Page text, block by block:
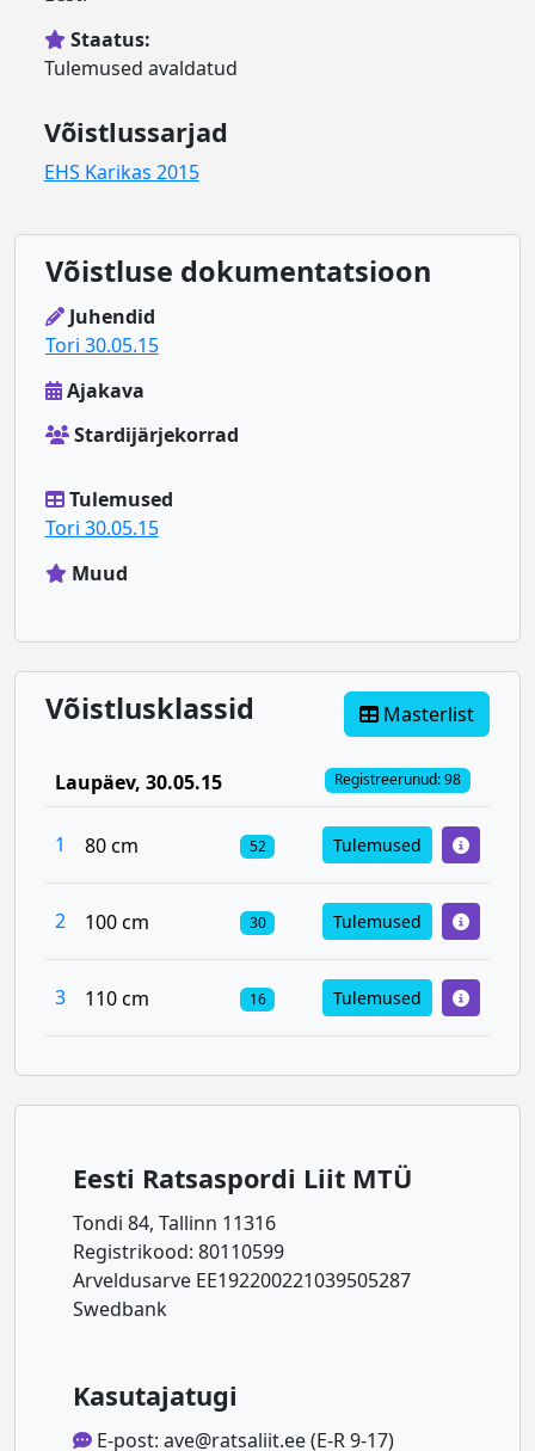
Staatus:
Tulemused avaldatud
Võistlussarjad
EHS Karikas 2015
Võistluse dokumentatsioon
Juhendid
Tori 30.05.15
Ajakava
Stardijärjekorrad
Tulemused
Tori 30.05.15
Muud
Võistlusklassid Masterlist
Laupäev, 30.05.15 Registreerunud: 98
1 80 cm 52 Tulemused
2 100 cm 30 Tulemused
3 110 cm 16 Tulemused
Eesti Ratsaspordi Liit MTÜ
Tondi 84, Tallinn 11316
Registrikood: 80110599
Arveldusarve EE192200221039505287
Swedbank
Kasutajatugi
E-post: ave@ratsaliit.ee (E-R 9-17)